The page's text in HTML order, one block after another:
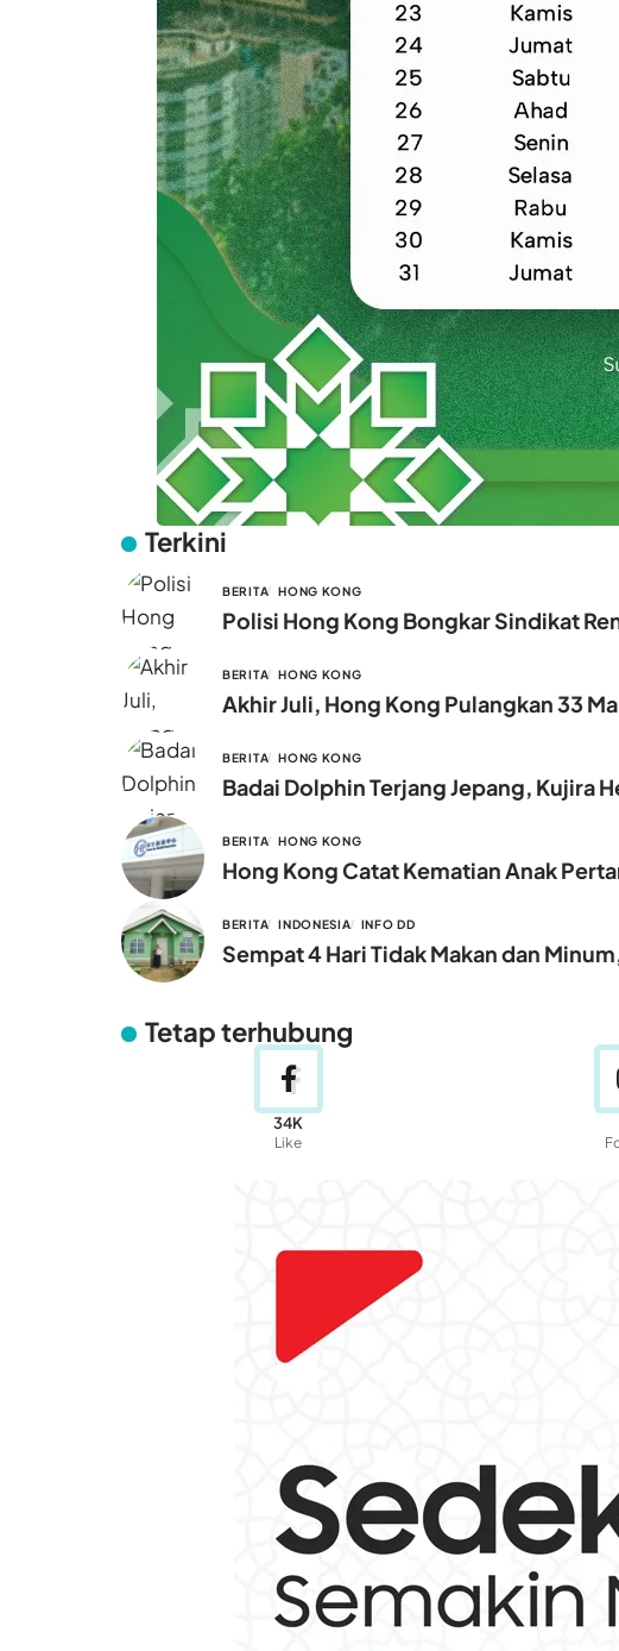
Terkini
BERITA HONG KONG
Polisi Hong Kong Bongkar Sindikat
BERITA HONG KONG
Akhir Juli, Hong Kong Pulangkan 33
BERITA HONG KONG
Badai Dolphin Terjang Jepang, Kujira
BERITA HONG KONG
Hong Kong Catat Kematian Anak
BERITA INDONESIA INFO DD
Sempat 4 Hari Tidak Makan dan
Tetap terhubung
34K
Like